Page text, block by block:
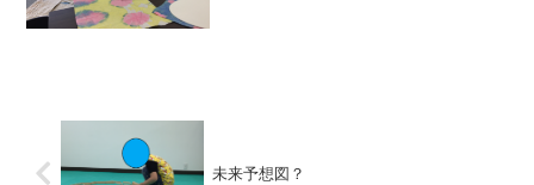
未来予想図？